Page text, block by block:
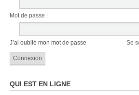
Mot de passe :
J’ai oublié mon mot de passe Se
QUI EST EN LIGNE